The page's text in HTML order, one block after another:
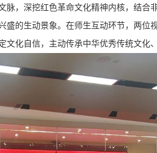
脉，深挖红色革命文化精神内核，结
盛的生动景象。在师生互动环节，两
文化自信，主动传承中华优秀传统文化